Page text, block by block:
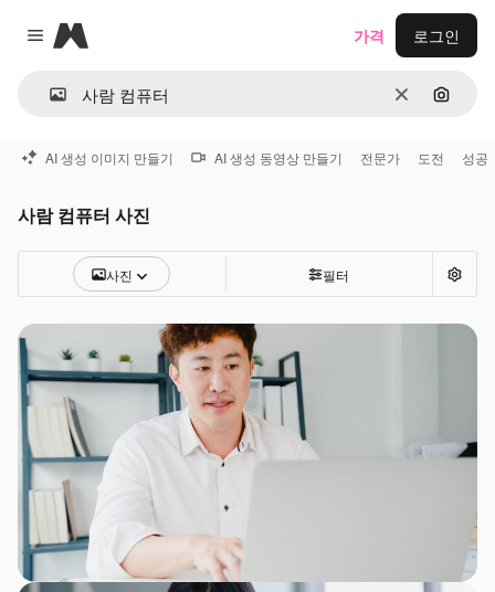
Close menu
Magnific
지우기이미지
가격 로그인
AI 생성 이미지 만들기 AI 생성 동영상 만들기 전문가 도전 성공
사람 컴퓨터 사진
사진 필터